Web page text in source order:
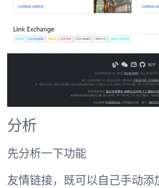
分析
先分析一下功能
友情链接，既可以自己手动添